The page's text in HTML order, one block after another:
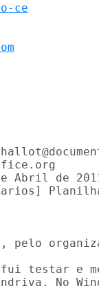
ce
Abril de
pelo
testar e me
No